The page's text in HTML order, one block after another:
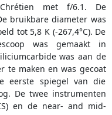
met f/6.1. De
bruikbare diameter was
tot 5,8 K (-267,4°C). De
was gemaakt in
was aan de
te maken en was gecoat
eerste spiegel van die
De twee instrumenten
en de near- and mid-